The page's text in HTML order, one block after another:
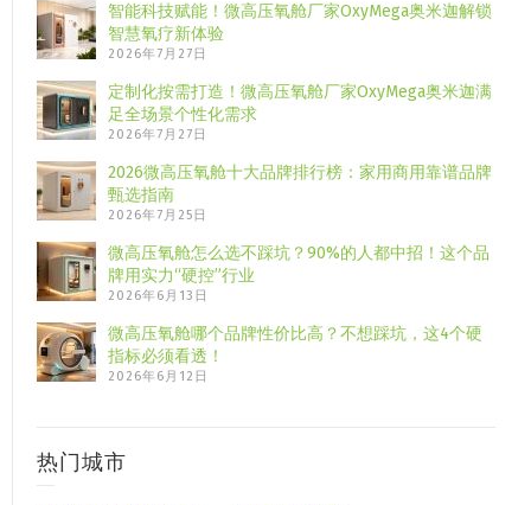
智能科技赋能！微高压氧舱厂家OxyMega奥米迦解锁
智慧氧疗新体验
2026年7月27日
定制化按需打造！微高压氧舱厂家OxyMega奥米迦满
足全场景个性化需求
2026年7月27日
2026微高压氧舱十大品牌排行榜：家用商用靠谱品牌
甄选指南
2026年7月25日
微高压氧舱怎么选不踩坑？90%的人都中招！这个品
牌用实力“硬控”行业
2026年6月13日
微高压氧舱哪个品牌性价比高？不想踩坑，这4个硬
指标必须看透！
2026年6月12日
热门城市